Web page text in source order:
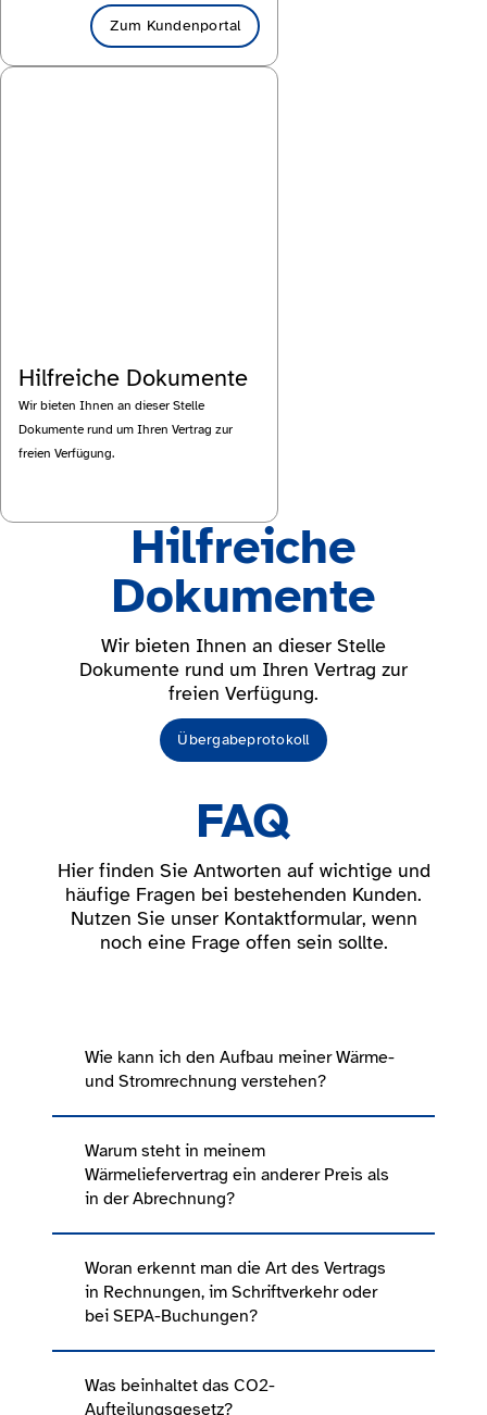
Zum Kundenportal
Hilfreiche Dokumente
Wir bieten Ihnen an dieser Stelle
Dokumente rund um Ihren Vertrag zur
freien Verfügung.
Hilfreiche
Dokumente
Wir bieten Ihnen an dieser Stelle
Dokumente rund um Ihren Vertrag zur
freien Verfügung.
Übergabeprotokoll
FAQ
Hier finden Sie Antworten auf wichtige und
häufige Fragen bei bestehenden Kunden.
Nutzen Sie unser Kontaktformular, wenn
noch eine Frage offen sein sollte.
Wie kann ich den Aufbau meiner Wärme-
und Stromrechnung verstehen?
Warum steht in meinem
Wärmeliefervertrag ein anderer Preis als
in der Abrechnung?
Woran erkennt man die Art des Vertrags
in Rechnungen, im Schriftverkehr oder
bei SEPA-Buchungen?
Was beinhaltet das CO2-
Aufteilungsgesetz?